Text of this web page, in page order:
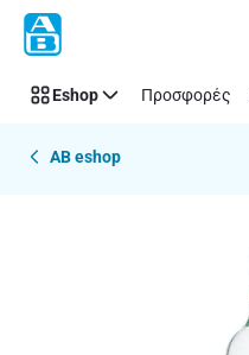
Παράλειψη
Eshop Προσφορές
AB eshop